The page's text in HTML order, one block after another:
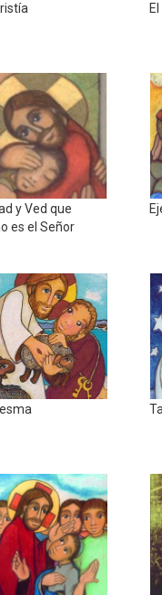
y Ved que
es el Señor